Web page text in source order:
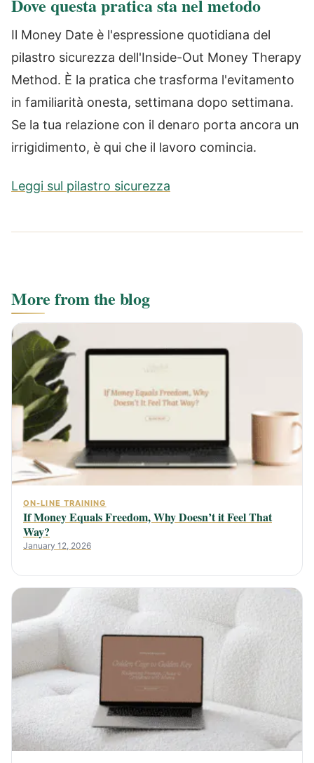
Dove questa pratica sta nel metodo
Il Money Date è l'espressione quotidiana del
pilastro sicurezza dell'Inside-Out Money Therapy
Method. È la pratica che trasforma l'evitamento
in familiarità onesta, settimana dopo settimana.
Se la tua relazione con il denaro porta ancora un
irrigidimento, è qui che il lavoro comincia.
Leggi sul pilastro sicurezza
More from the blog
ON-LINE TRAINING
If Money Equals Freedom, Why Doesn’t it Feel That
Way?
January 12, 2026